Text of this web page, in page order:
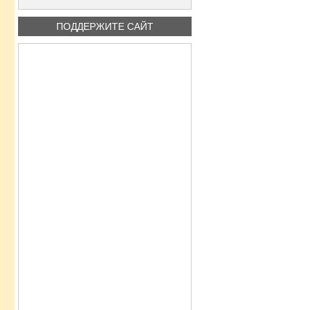
ПОДДЕРЖИТЕ САЙТ